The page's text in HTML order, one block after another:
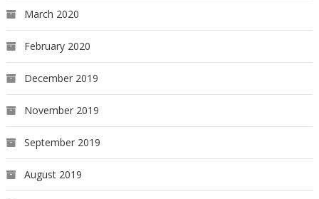
March 2020
February 2020
December 2019
November 2019
September 2019
August 2019